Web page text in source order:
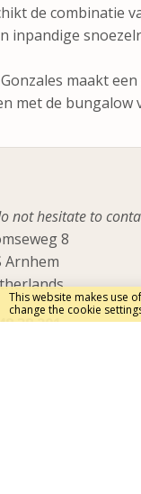
de combinatie
inpandige
maakt
met de bungalow
not hesitate to
8
Arnhem
38 201
This website makes use
change the cookie